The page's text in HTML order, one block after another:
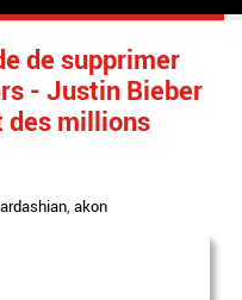
de supprimer
- Justin Bieber
des millions
,akon